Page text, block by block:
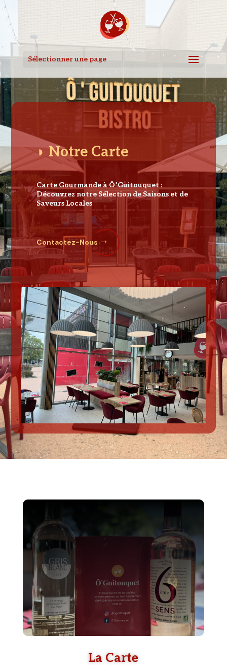
Sélectionner une page
◗ Notre Carte
Carte Gourmande à Ô’Guitouquet :
Découvrez notre Sélection de Saisons et de
Saveurs Locales
Contactez-Nous
La Carte